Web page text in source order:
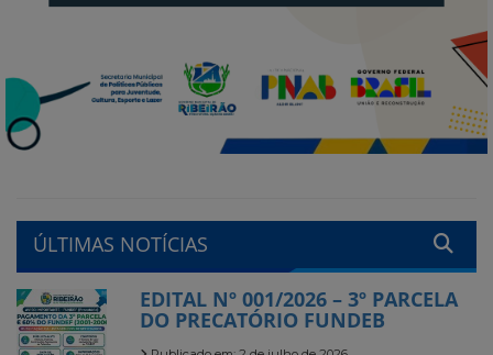
ÚLTIMAS NOTÍCIAS
EDITAL Nº 001/2026 – 3º PARCELA
DO PRECATÓRIO FUNDEB